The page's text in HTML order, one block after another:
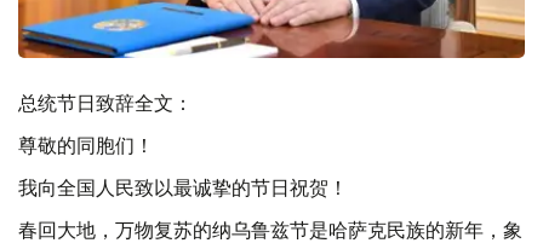
总统节日致辞全文：
尊敬的同胞们！
我向全国人民致以最诚挚的节日祝贺！
春回大地，万物复苏的纳乌鲁兹节是哈萨克民族的新年，象